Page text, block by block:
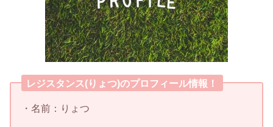
レジスタンス(りょつ)のプロフィール情報！
・名前：りょつ